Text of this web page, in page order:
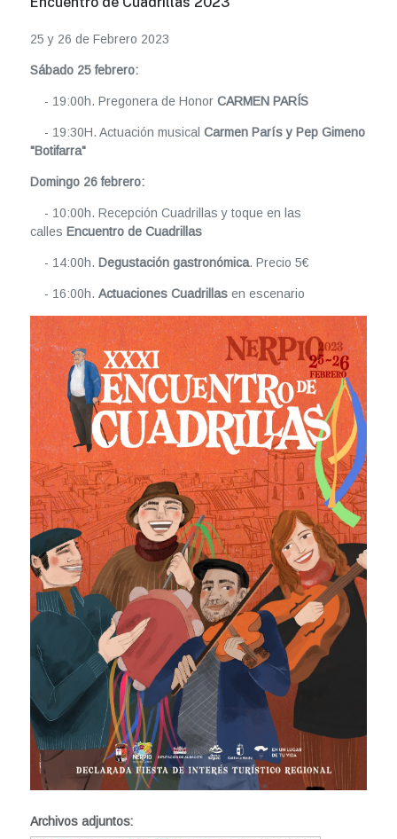
25 y 26 de Febrero 2023
Sábado 25 febrero:
- 19:00h. Pregonera de Honor CARMEN PARÍS
- 19:30H. Actuación musical Carmen París y Pep Gimeno
"Botifarra"
Domingo 26 febrero:
- 10:00h. Recepción Cuadrillas y toque en las
calles Encuentro de Cuadrillas
- 14:00h. Degustación gastronómica. Precio 5€
- 16:00h. Actuaciones Cuadrillas en escenario
Archivos adjuntos: